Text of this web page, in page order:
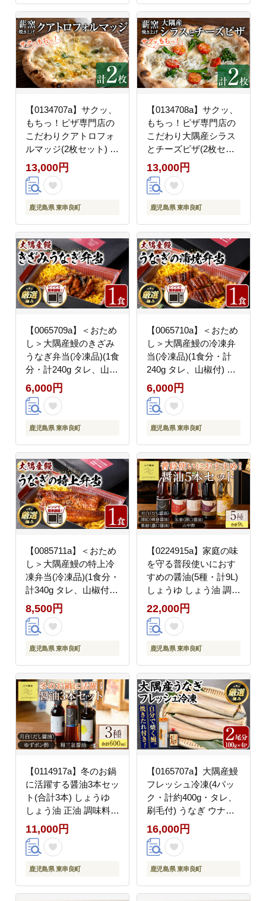
【0134707a】サクッ、
もちっ！ピザ専門店の
こだわりクアトロフォ
ルマッジ(2枚セット) ピ
ザ 薪窯 クアトロフォル
マッジ チーズ モッツァ
レラチーズ モッツァレ
ナパダーノ 自家製チー
ズ 冷凍 【グラッツェタ
ンテ】
13,000円
鹿児島県 東串良町
【0134708a】サクッ、
もちっ！ピザ専門店の
こだわり大隅産シラス
とチーズピザ(2枚セッ
ト) ピザ 薪窯 シラス チ
ーズ 冷凍 大隅 【グラ
ッツェタンテ】
13,000円
鹿児島県 東串良町
【0065709a】＜おため
し＞大隅産鰻のきざみ
うなぎ弁当(冷凍品)(1食
分・計240g タレ、山椒
付) うなぎ 高級 ウナギ
鰻 きざみ鰻 国産 ごは
ん ご飯 お米 おかず 鹿
電子レンジ 【南嘉起
屋】
6,000円
鹿児島県 東串良町
【0065710a】＜おため
し＞大隅産鰻の冷凍弁
当(冷凍品)(1食分・計
240g タレ、山椒付) う
なぎ 高級 ウナギ 鰻 う
なぎの蒲焼 蒲焼 国産
ごはん ご飯 お米 おか
ンチン 電子レンジ 【南
嘉起屋】
6,000円
鹿児島県 東串良町
【0085711a】＜おため
し＞大隅産鰻の特上冷
凍弁当(冷凍品)(1食分・
計340g タレ、山椒付)
うなぎ 高級 ウナギ 鰻
うなぎの蒲焼 蒲焼 国産
ごはん ご飯 お米 おか
ンチン 電子レンジ 【南
嘉起屋】
8,500円
鹿児島県 東串良町
【0224915a】家庭の味
を守る普段使いにおす
すめの醤油(5種・計9L)
しょうゆ しょう油 調味
料 常温保存 保存 出汁
だし 刺身醤油 薄口醤油
濃口醤油 酢 【山中醤
22,000円
鹿児島県 東串良町
【0114917a】冬のお鍋
に活躍する醤油3本セッ
ト(合計3本) しょうゆ
しょう油 正油 調味料
常温保存 出汁 だし ポ
ン酢 ぽん酢 和三盆 ゆ
ず 柚子 【山中醤油】
11,000円
鹿児島県 東串良町
【0165707a】大隅産鰻
フレッシュ冷凍(4パッ
ク・計約400g・タレ、
刷毛付) うなぎ ウナギ
鰻 国産 冷凍うなぎ 蒲
焼き たれ はけ ハケ 刷
毛 鹿児島 ふるさと
16,000円
鹿児島県 東串良町